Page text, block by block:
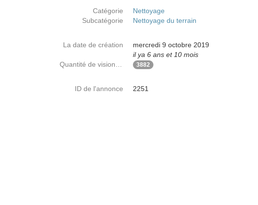
Catégorie
Nettoyage
Subcatégorie
Nettoyage du terrain
La date de création
mercredi 9 octobre 2019
il ya 6 ans et 10 mois
3882
ID de l'annonce 2251